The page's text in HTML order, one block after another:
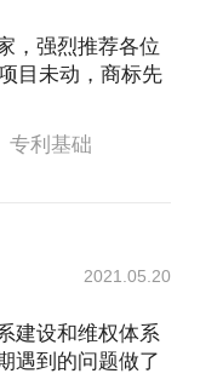
，强烈推荐各位
目未动，商标先
专利基础
2021.05.20
建设和维权体系
遇到的问题做了